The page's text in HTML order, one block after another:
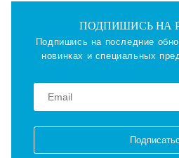
ПОДПИШИСЬ НА
Подпишись на последние
новинках и специальных